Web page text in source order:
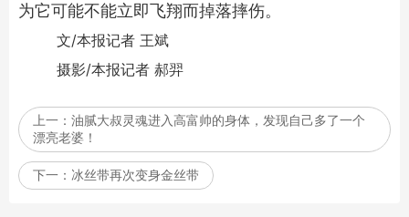
为它可能不能立即飞翔而掉落摔伤。
文/本报记者 王斌
摄影/本报记者 郝羿
上一： 油腻大叔灵魂进入高富帅的身体，发现自己多了一个
漂亮老婆！
下一： 冰丝带再次变身金丝带